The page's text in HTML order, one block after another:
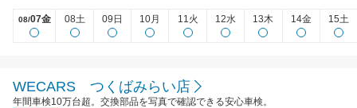
08/07金 08土 09日 10月 11火 12水 13木 14金 15土
WECARS つくばみらい店
年間車検10万台超。交換部品を写真で確認できる安心車検。